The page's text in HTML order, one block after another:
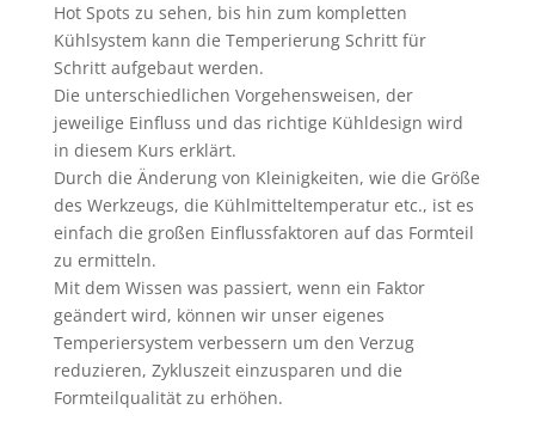
Hot Spots zu sehen, bis hin zum kompletten
Kühlsystem kann die Temperierung Schritt für
Schritt aufgebaut werden.
Die unterschiedlichen Vorgehensweisen, der
jeweilige Einfluss und das richtige Kühldesign wird
in diesem Kurs erklärt.
Durch die Änderung von Kleinigkeiten, wie die Größe
des Werkzeugs, die Kühlmitteltemperatur etc., ist es
einfach die großen Einflussfaktoren auf das Formteil
zu ermitteln.
Mit dem Wissen was passiert, wenn ein Faktor
geändert wird, können wir unser eigenes
Temperiersystem verbessern um den Verzug
reduzieren, Zykluszeit einzusparen und die
Formteilqualität zu erhöhen.